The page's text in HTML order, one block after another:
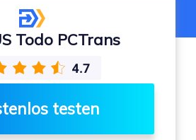
Todo PCTrans
testen